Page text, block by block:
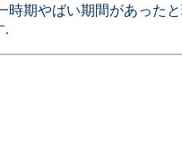
期やばい期間があったと
.